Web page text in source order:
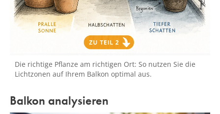
Die richtige Pflanze am richtigen Ort: So nutzen Sie die
Lichtzonen auf Ihrem Balkon optimal aus.
Balkon analysieren